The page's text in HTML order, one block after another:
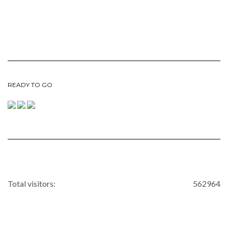
READY TO GO
562964
Total visitors: